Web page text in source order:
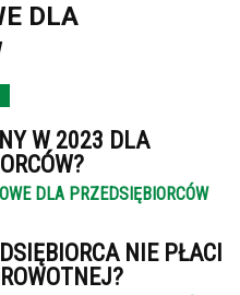
DLA
W 2023 DLA
DLA PRZEDSIĘBIORCÓW
NIE PŁACI